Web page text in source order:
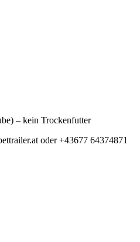
– kein Trockenfutter
oder +43677 64374871